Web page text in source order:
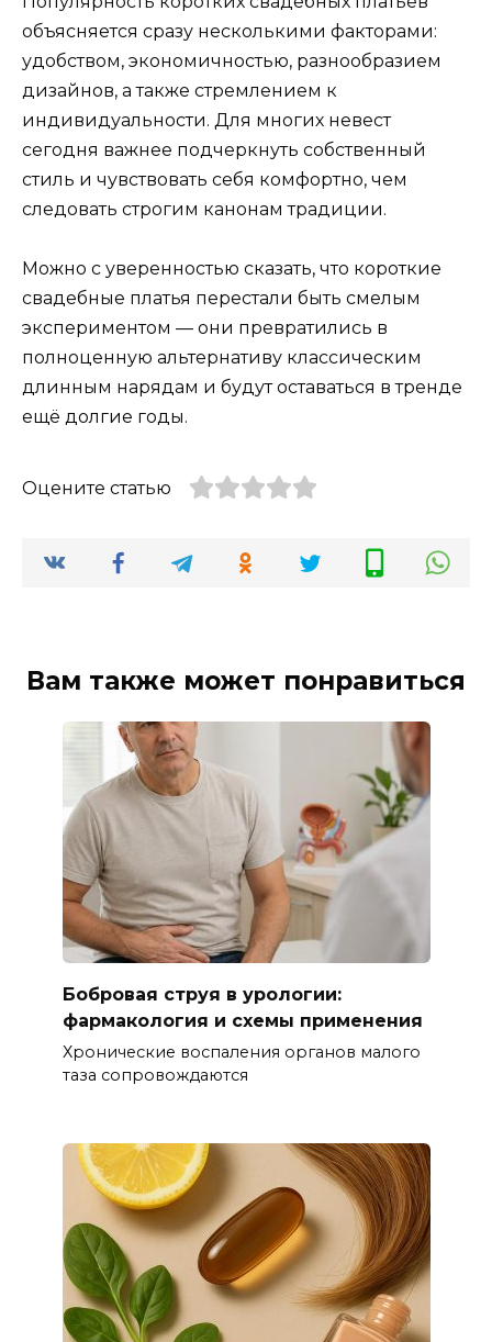
объясняется сразу несколькими факторами:
удобством, экономичностью, разнообразием
дизайнов, а также стремлением к
индивидуальности. Для многих невест
сегодня важнее подчеркнуть собственный
стиль и чувствовать себя комфортно, чем
следовать строгим канонам традиции.
Можно с уверенностью сказать, что короткие
свадебные платья перестали быть смелым
экспериментом — они превратились в
полноценную альтернативу классическим
длинным нарядам и будут оставаться в тренде
ещё долгие годы.
Оцените статью
Вам также может понравиться
Бобровая струя в урологии:
фармакология и схемы применения
Хронические воспаления органов малого
таза сопровождаются